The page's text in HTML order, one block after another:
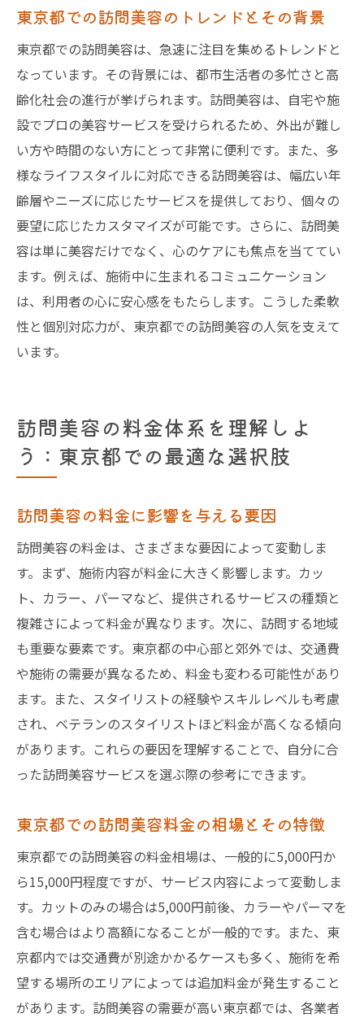
東京都の訪問美容の体験談と改善点
訪問美容のリアルな口コミから見るサービ
スの質
東京都での訪問美容のトレンドとその背景
東京都での訪問美容は、急速に注目を集めるトレンドと
なっています。その背景には、都市生活者の多忙さと高
齢化社会の進行が挙げられます。訪問美容は、自宅や施
設でプロの美容サービスを受けられるため、外出が難し
い方や時間のない方にとって非常に便利です。また、多
様なライフスタイルに対応できる訪問美容は、幅広い年
齢層やニーズに応じたサービスを提供しており、個々の
要望に応じたカスタマイズが可能です。さらに、訪問美
容は単に美容だけでなく、心のケアにも焦点を当ててい
ます。例えば、施術中に生まれるコミュニケーション
は、利用者の心に安心感をもたらします。こうした柔軟
性と個別対応力が、東京都での訪問美容の人気を支えて
います。
訪問美容の料金体系を理解しよ
う：東京都での最適な選択肢
訪問美容の料金に影響を与える要因
訪問美容の料金は、さまざまな要因によって変動しま
す。まず、施術内容が料金に大きく影響します。カッ
ト、カラー、パーマなど、提供されるサービスの種類と
複雑さによって料金が異なります。次に、訪問する地域
も重要な要素です。東京都の中心部と郊外では、交通費
や施術の需要が異なるため、料金も変わる可能性があり
ます。また、スタイリストの経験やスキルレベルも考慮
され、ベテランのスタイリストほど料金が高くなる傾向
があります。これらの要因を理解することで、自分に合
った訪問美容サービスを選ぶ際の参考にできます。
東京都での訪問美容料金の相場とその特徴
東京都での訪問美容の料金相場は、一般的に5,000円か
ら15,000円程度ですが、サービス内容によって変動しま
す。カットのみの場合は5,000円前後、カラーやパーマを
含む場合はより高額になることが一般的です。また、東
京都内では交通費が別途かかるケースも多く、施術を希
望する場所のエリアによっては追加料金が発生すること
があります。訪問美容の需要が高い東京都では、各業者